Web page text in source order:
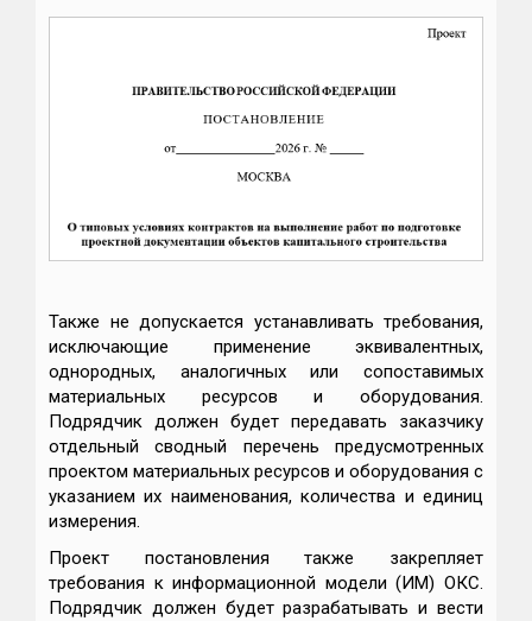
Также не допускается устанавливать требования,
исключающие применение эквивалентных,
однородных, аналогичных или сопоставимых
материальных ресурсов и оборудования.
Подрядчик должен будет передавать заказчику
отдельный сводный перечень предусмотренных
проектом материальных ресурсов и оборудования с
указанием их наименования, количества и единиц
измерения.
Проект постановления также закрепляет
требования к информационной модели (ИМ) ОКС.
Подрядчик должен будет разрабатывать и вести